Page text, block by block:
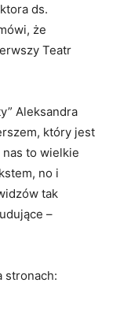
ds.
że
Teatr
Aleksandra
który jest
to wielkie
no i
tak
–
stronach: